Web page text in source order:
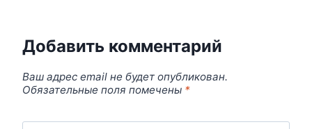
Добавить комментарий
Ваш адрес email не будет опубликован.
Обязательные поля помечены *